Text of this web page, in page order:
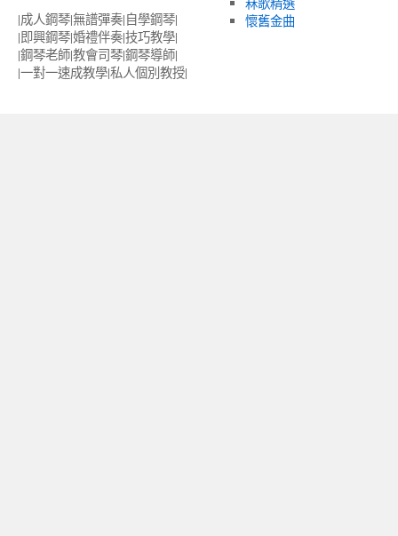
|成人鋼琴|無譜彈奏|自學鋼琴|
|即興鋼琴|婚禮伴奏|技巧教學|
|鋼琴老師|教會司琴|鋼琴導師|
|一對一速成教學|私人個別教授‎|
懷舊金曲